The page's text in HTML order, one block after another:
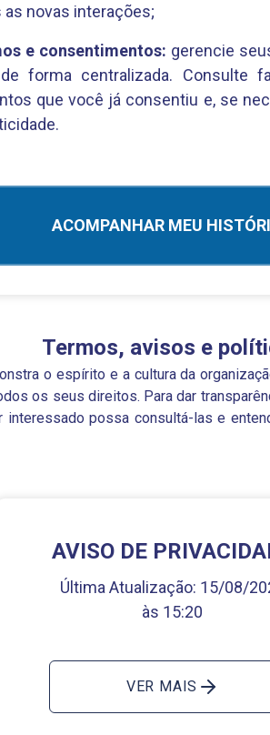
as novas interações;
e consentimentos: gerencie
forma centralizada. Consulte
que você já consentiu e, se
ACOMPANHAR MEU
Termos, avisos e
o espírito e a cultura da
os seus direitos. Para dar
possa consultá-las e
AVISO DE
Última Atualização: 15/08/
às 15:20
VER MAIS